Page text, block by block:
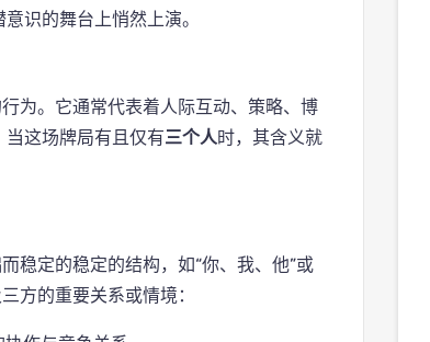
识的舞台上悄然上演。
为。它通常代表着人际互动、策略、博
这场牌局有且仅有三个人时，其含义就
稳定的稳定的结构，如“你、我、他”或
方的重要关系或情境：